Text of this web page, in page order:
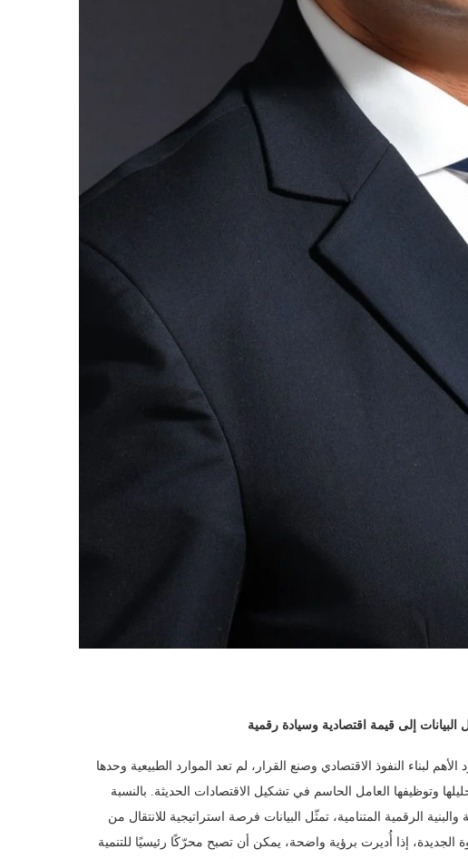
إلى قيمة اقتصادية وسيادة رقمية
لبناء النفوذ الاقتصادي وصنع القرار، لم تعد الموارد الطبيعية وحدها
وتوظيفها العامل الحاسم في تشكيل الاقتصادات الحديثة. بالنسبة
الرقمية المتنامية، تمثّل البيانات فرصة استراتيجية للانتقال من
الجديدة، إذا أُديرت برؤية واضحة، يمكن أن تصبح محرّكًا رئيسيًا للتنمية